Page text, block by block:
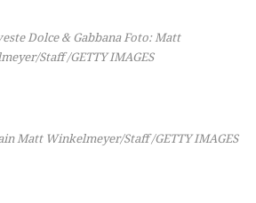
Dolce & Gabbana Foto: Matt
Staff /GETTY IMAGES
Matt Winkelmeyer/Staff /GETTY IMAGES